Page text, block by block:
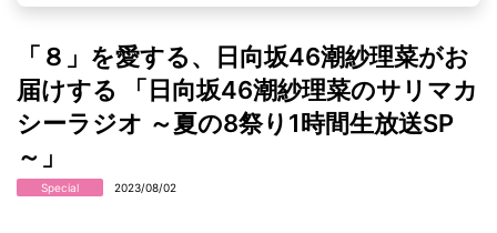
「８」を愛する、日向坂46潮紗理菜がお
届けする 「日向坂46潮紗理菜のサリマカ
シーラジオ ～夏の8祭り1時間生放送SP
～」
Special 2023/08/02